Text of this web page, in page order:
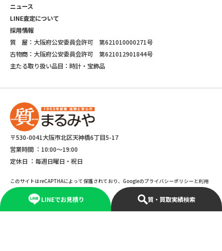
LINEでお見積り 質・買取実績検索
ニュース
LINE査定について
採用情報
質 屋：大阪府公安委員会許可 第621010000271号
古物商：大阪府公安委員会許可 第621012901844号
主たる取り扱い品目：時計・宝飾品
〒530-0041大阪市北区天神橋6丁目5-17
営業時間 ： 10:00～19:00
定休日 ： 毎週日曜日・祝日
このサイトはreCAPTHAによって保護されており、Googleのプライバシーポリシーと利用
規約が適応されます。